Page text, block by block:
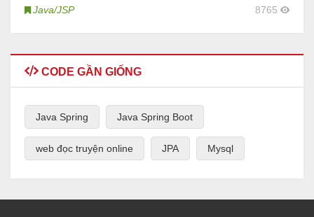
Java/JSP 8765
CODE GẦN GIỐNG
Java Spring Java Spring Boot
web đọc truyện online JPA Mysql